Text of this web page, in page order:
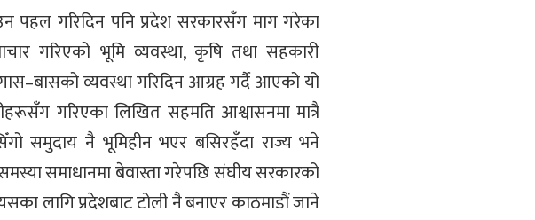
पहल गरिदिन पनि प्रदेश सरकारसँग माग गरेका
गरिएको भूमि व्यवस्था, कृषि तथा सहकारी
व्यवस्था गरिदिन आग्रह गर्दै आएको यो
गरिएका लिखित सहमति आश्वासनमा मात्रै
समुदाय नै भूमिहीन भएर बसिरहँदा राज्य भने
समाधानमा बेवास्ता गरेपछि संघीय सरकारको
लागि प्रदेशबाट टोली नै बनाएर काठमाडौं जाने